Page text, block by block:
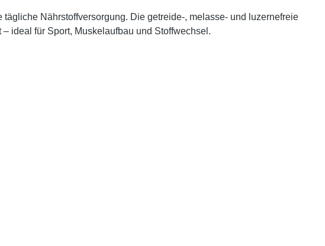
Nährstoffversorgung. Die getreide-, melasse- und luzernefreie
ideal für Sport, Muskelaufbau und Stoffwechsel.